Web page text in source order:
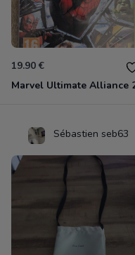
19.90 €
Sébastien seb63